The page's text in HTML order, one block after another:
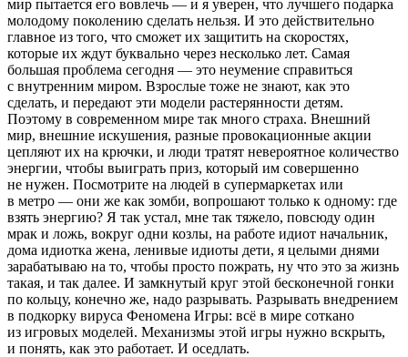
мир пытается его вовлечь — и я уверен, что лучшего подарка
молодому поколению сделать нельзя. И это действительно
главное из того, что сможет их защитить на скоростях,
которые их ждут буквально через несколько лет. Самая
большая проблема сегодня — это неумение справиться
с внутренним миром. Взрослые тоже не знают, как это
сделать, и передают эти модели растерянности детям.
Поэтому в современном мире так много страха. Внешний
мир, внешние искушения, разные провокационные акции
цепляют их на крючки, и люди тратят невероятное количество
энергии, чтобы выиграть приз, который им совершенно
не нужен. Посмотрите на людей в супермаркетах или
в метро — они же как зомби, вопрошают только к одному: где
взять энергию? Я так устал, мне так тяжело, повсюду один
мрак и ложь, вокруг одни козлы, на работе идиот начальник,
дома идиотка жена, ленивые идиоты дети, я целыми днями
зарабатываю на то, чтобы просто пожрать, ну что это за жизнь
такая, и так далее. И замкнутый круг этой бесконечной гонки
по кольцу, конечно же, надо разрывать. Разрывать внедрением
в подкорку вируса Феномена Игры: всё в мире соткано
из игровых моделей. Механизмы этой игры нужно вскрыть,
и понять, как это работает. И оседлать.